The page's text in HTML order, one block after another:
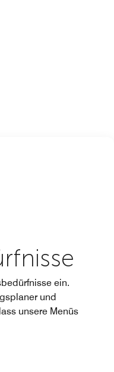
ein.
und
unsere Menüs